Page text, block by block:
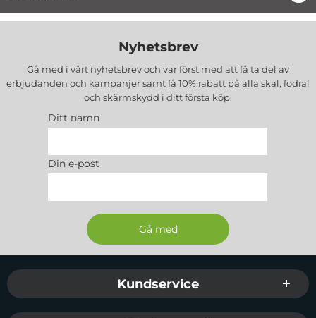
Nyhetsbrev
Gå med i vårt nyhetsbrev och var först med att få ta del av
erbjudanden och kampanjer samt få 10% rabatt på alla skal, fodral
och skärmskydd i ditt första köp.
Ditt namn
Din e-post
Sidfot Blandad info och länkar
Kundservice